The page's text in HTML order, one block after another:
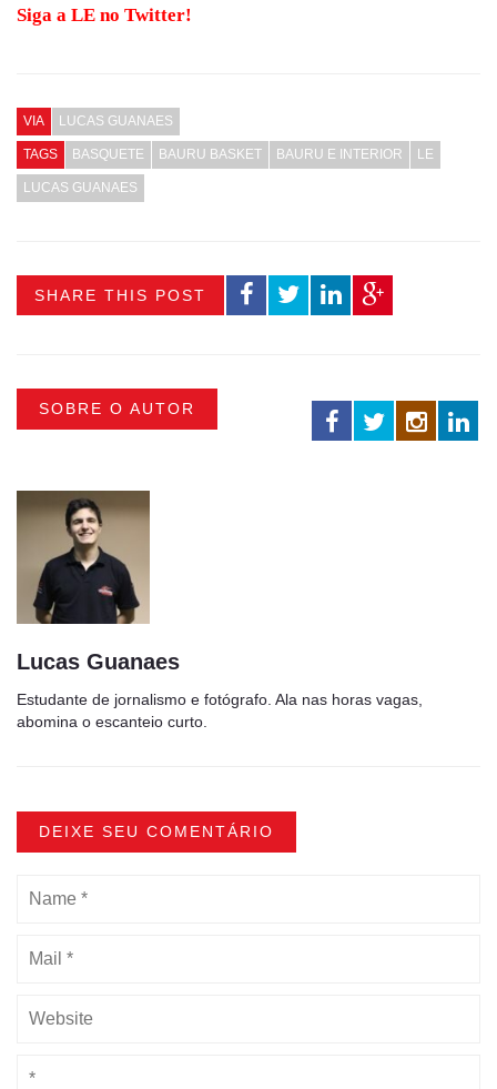
Siga a LE no Twitter!
VIA LUCAS GUANAES
TAGS BASQUETE BAURU BASKET BAURU E INTERIOR LE
LUCAS GUANAES
SHARE THIS POST
SOBRE O AUTOR
Lucas Guanaes
Estudante de jornalismo e fotógrafo. Ala nas horas vagas,
abomina o escanteio curto.
DEIXE SEU COMENTÁRIO